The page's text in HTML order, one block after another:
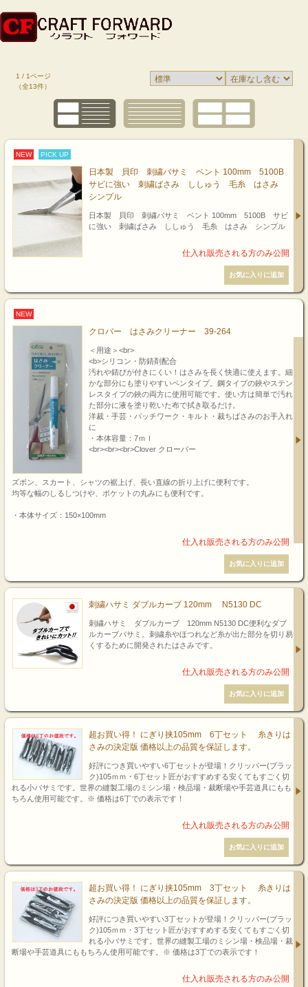
1 / 1ページ
（全13件）
NEW PICK UP
日本製 貝印 刺繍バサミ ベント 100mm 5100B
サビに強い 刺繍ばさみ ししゅう 毛糸 はさみ
シンプル
日本製 貝印 刺繍バサミ ベント 100mm 5100B サビ
に強い 刺繍ばさみ ししゅう 毛糸 はさみ シンプル
NEW
クロバー はさみクリーナー 39-264
＜用途＞<br>
<b>シリコン・防錆剤配合
汚れや錆びが付きにくい！はさみを長く快適に使えます。細
かな部分にも塗りやすいペンタイプ。鋼タイプの鋏やステン
レスタイプの鋏の両方に使用可能です。使い方は簡単で汚れ
た部分に液を塗り乾いた布で拭き取るだけ。
洋裁・手芸・パッチワーク・キルト・裁ちばさみのお手入れ
に
・本体容量：7ｍｌ
<br><br><br>Clover クローバー
ズボン、スカート、シャツの裾上げ、長い直線の折り上げに便利です。
均等な幅のしるしつけや、ポケットの丸みにも便利です。
・本体サイズ：150×100mm
刺繍ハサミ ダブルカーブ 120mm N5130 DC
刺繍ハサミ ダブルカーブ 120mm N5130 DC便利なダブ
ルカーブバサミ。刺繍糸やほつれなど糸が出た部分を切り易
くするために開発されたはさみです。
超お買い得！ にぎり挟105mm 6丁セット 糸きりは
さみの決定版 価格以上の品質を保証します。
好評につき買いやすい6丁セットが登場！クリッパー(ブラッ
ク)105ｍｍ・6丁セット匠がおすすめする安くてもすごく切
れる小バサミです。世界の縫製工場のミシン場・検品場・裁断場や手芸道具にもも
ちろん使用可能です。※ 価格は6丁での表示です！
超お買い得！ にぎり挟105mm 3丁セット 糸きりは
さみの決定版 価格以上の品質を保証します。
好評につき買いやすい3丁セットが登場！クリッパー(ブラッ
ク)105ｍｍ・3丁セット匠がおすすめする安くてもすごく切
れる小バサミです。世界の縫製工場のミシン場・検品場・裁
断場や手芸道具にももちろん使用可能です。※ 価格は3丁での表示です！